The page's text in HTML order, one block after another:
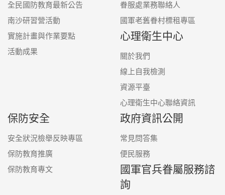
全民國防教育最新公告
南沙研習營活動
實施計畫與作業要點
活動成果
眷服處業務聯絡人
國軍老舊眷村標租專區
心理衛生中心
關於我們
線上自我檢測
資源平臺
心理衛生中心聯絡資訊
保防安全
安全狀況檢舉反映專區
保防教育推廣
保防教育專文
政府資訊公開
常見問答集
便民服務
國軍官兵眷屬服務諮
詢